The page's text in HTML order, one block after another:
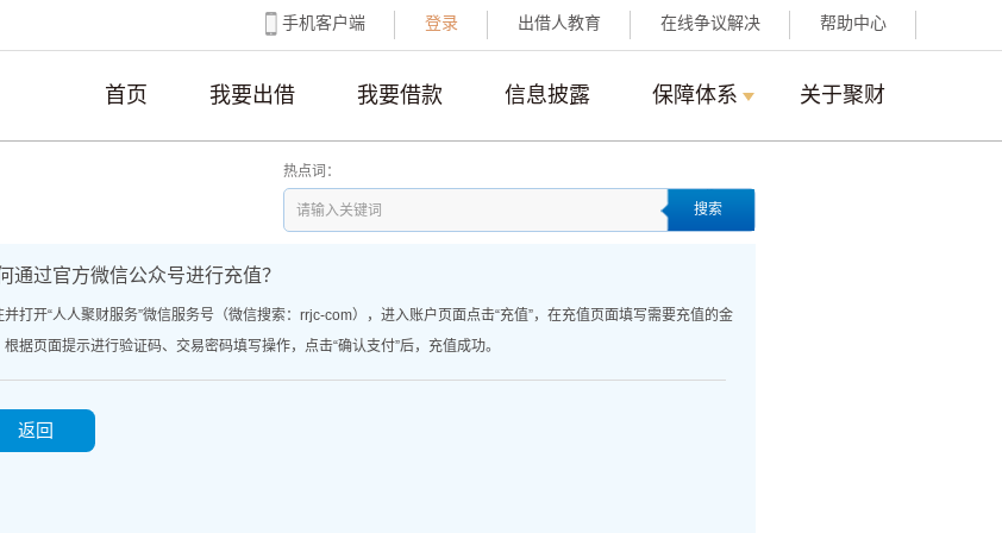
帮助中心
在线争议解决
出借人教育
登录
手机客户端
首页 我要出借 我要借款 信息披露 保障体系 关于聚财
热点词：
搜索
通过官方微信公众号进行充值？
并打开“人人聚财服务”微信服务号（微信搜索：rrjc-com），进入账户页面点击“充值”，在充值页面填写需要充值的金
根据页面提示进行验证码、交易密码填写操作，点击“确认支付”后，充值成功。
返回